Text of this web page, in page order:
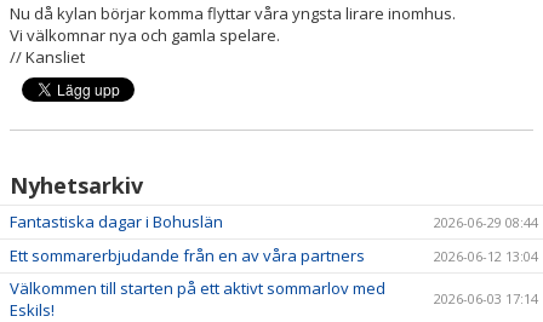
MEDLEMSKAP
ESKILS LOVFOTBOLL
MEDLEMSFÖRMÅNER
Nu då kylan börjar komma flyttar våra yngsta lirare inomhus.
Vi välkomnar nya och gamla spelare.
// Kansliet
Nyhetsarkiv
Fantastiska dagar i Bohuslän 2026-06-29 08:44
Ett sommarerbjudande från en av våra partners 2026-06-12 13:04
Välkommen till starten på ett aktivt sommarlov med
Eskils!
2026-06-03 17:14